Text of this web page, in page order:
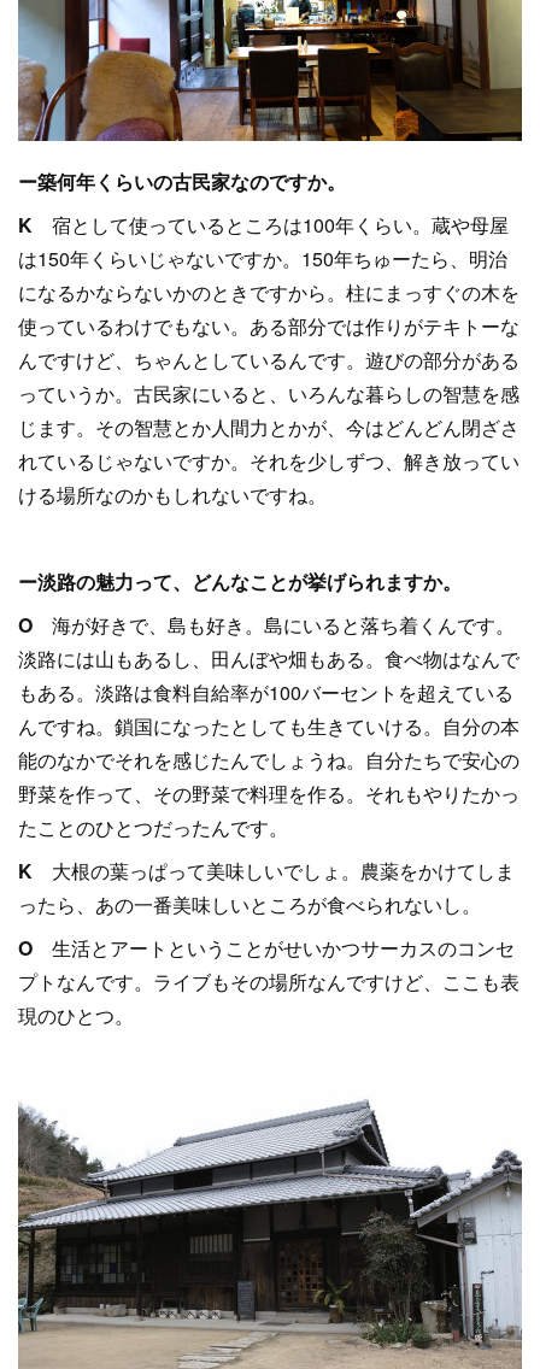
ー築何年くらいの古民家なのですか。
K 宿として使っているところは100年くらい。蔵や母屋
は150年くらいじゃないですか。150年ちゅーたら、明治
になるかならないかのときですから。柱にまっすぐの木を
使っているわけでもない。ある部分では作りがテキトーな
んですけど、ちゃんとしているんです。遊びの部分がある
っていうか。古民家にいると、いろんな暮らしの智慧を感
じます。その智慧とか人間力とかが、今はどんどん閉ざさ
れているじゃないですか。それを少しずつ、解き放ってい
ける場所なのかもしれないですね。
ー淡路の魅力って、どんなことが挙げられますか。
O 海が好きで、島も好き。島にいると落ち着くんです。
淡路には山もあるし、田んぼや畑もある。食べ物はなんで
もある。淡路は食料自給率が100バーセントを超えている
んですね。鎖国になったとしても生きていける。自分の本
能のなかでそれを感じたんでしょうね。自分たちで安心の
野菜を作って、その野菜で料理を作る。それもやりたかっ
たことのひとつだったんです。
K 大根の葉っぱって美味しいでしょ。農薬をかけてしま
ったら、あの一番美味しいところが食べられないし。
O 生活とアートということがせいかつサーカスのコンセ
プトなんです。ライブもその場所なんですけど、ここも表
現のひとつ。